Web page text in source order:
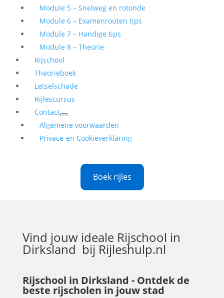
Module 5 – Snelweg en rotonde
Module 6 – Examenrouten tips
Module 7 – Handige tips
Module 8 – Theorie
Rijschool
Theorieboek
Letselschade
Rijlescursus
Contact
Algemene voorwaarden
Privace-en Cookieverklaring
Boek rijles
Vind jouw ideale Rijschool in
Dirksland bij Rijleshulp.nl
Rijschool in Dirksland - Ontdek de
beste rijscholen in jouw stad